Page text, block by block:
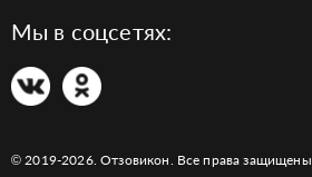
Мы в соцсетях:
© 2019-2026. Отзовикон. Все права защищены.